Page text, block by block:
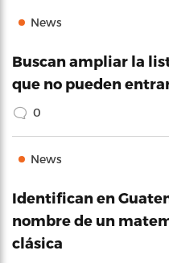
News
Buscan ampliar la
que no pueden
0
News
Identifican en
nombre de un
clásica